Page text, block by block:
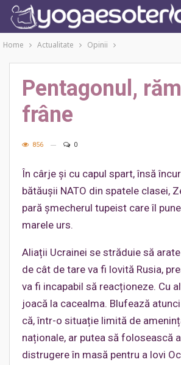
Home Actualitate Opinii
Pentagonul,
frâne
856 0
În cârje și cu capul spart, însă
bătăușii NATO din spatele clasei,
pară șmecherul tupeist care îl
marele urs.
Aliații Ucrainei se străduie să
de cât de tare va fi lovită Rusia,
va fi incapabil să reacționeze. Cu
joacă la cacealma. Blufează
că, într-o situație limită de
naționale, ar putea să folosească
distrugere în masă pentru a lovi